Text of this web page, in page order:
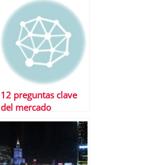
12 preguntas clave
del mercado
inmobiliario de la
mano de Borja Mateo